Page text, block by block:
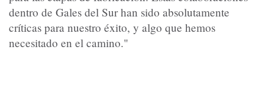
dentro de Gales del Sur han sido absolutamente
críticas para nuestro éxito, y algo que hemos
necesitado en el camino."